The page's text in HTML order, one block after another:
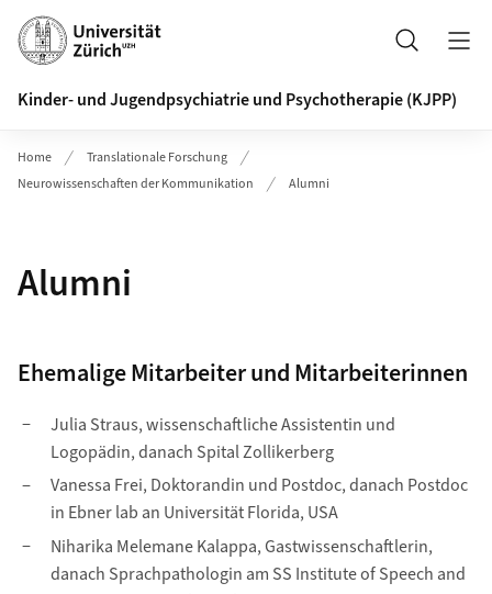
Header
Suche
Kinder- und Jugendpsychiatrie und Psychotherapie (KJPP)
Home
Translationale Forschung
Neurowissenschaften der Kommunikation
Alumni
Alumni
Ehemalige Mitarbeiter und Mitarbeiterinnen
Julia Straus, wissenschaftliche Assistentin und
Logopädin, danach Spital Zollikerberg
Vanessa Frei, Doktorandin und Postdoc, danach Postdoc
in Ebner lab an Universität Florida, USA
Niharika Melemane Kalappa, Gastwissenschaftlerin,
danach Sprachpathologin am SS Institute of Speech and